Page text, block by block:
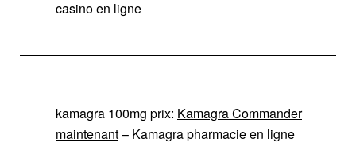
casino en ligne
kamagra 100mg prix: Kamagra Commander
maintenant– Kamagra pharmacie en ligne